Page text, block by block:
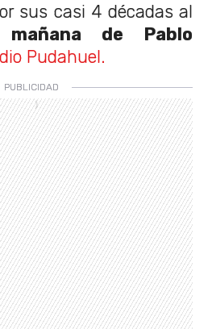
sus casi 4 décadas al
mañana de Pablo
Pudahuel.